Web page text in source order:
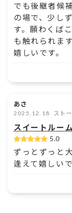
でも後継者候
の場で、少し
す。願わくば
も触れられま
嬉しいです。
あさ
2025.12.18 スト
スイートルー
5.0
ずっとずっと
逢えて嬉しい